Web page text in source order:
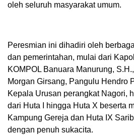
oleh seluruh masyarakat umum.
Peresmian ini dihadiri oleh
dan pemerintahan, mulai dari
KOMPOL Banuara Manurung,
Morgan Girsang, Pangulu Hendro
Kepala Urusan perangkat Nagori,
dari Huta I hingga Huta X beserta
Kampung Gereja dan Huta IX
dengan penuh sukacita.